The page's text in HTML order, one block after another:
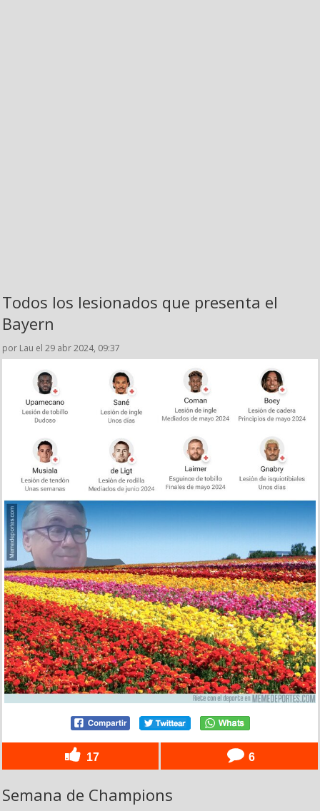
Todos los lesionados que presenta el
Bayern
por Lau el 29 abr 2024, 09:37
17 6
Semana de Champions